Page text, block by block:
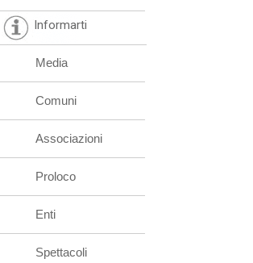
Informarti
Media
Comuni
Associazioni
Proloco
Enti
Spettacoli